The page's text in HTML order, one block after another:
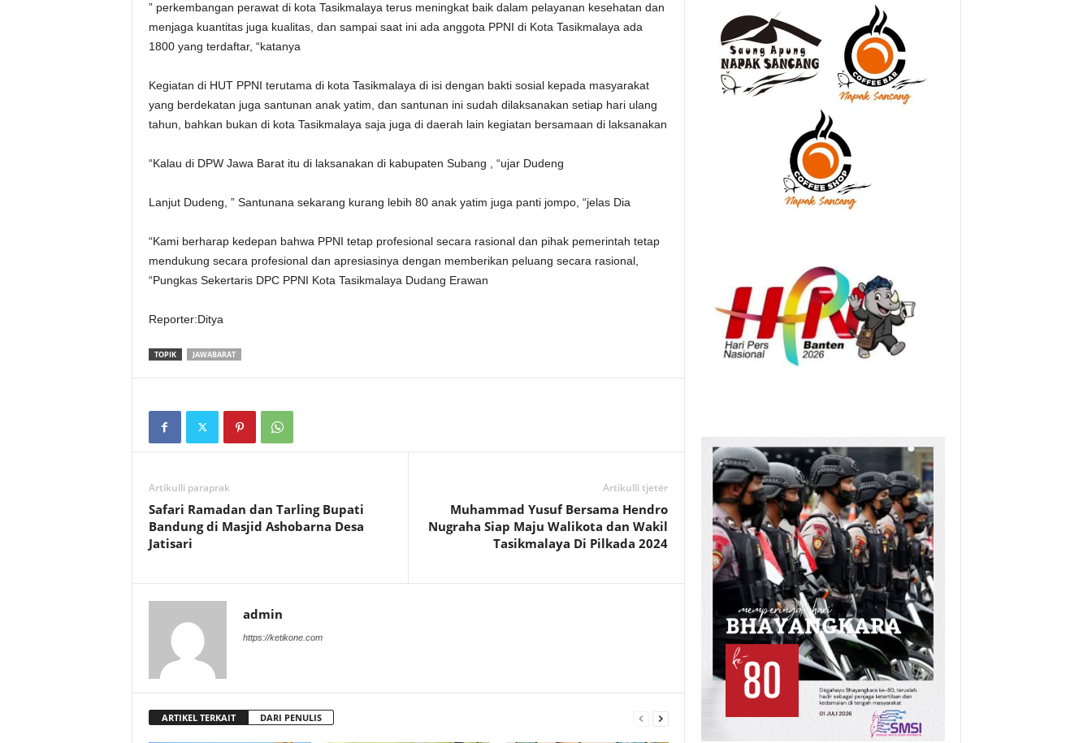
” perkembangan perawat di kota Tasikmalaya terus meningkat baik dalam pelayanan kesehatan dan
menjaga kuantitas juga kualitas, dan sampai saat ini ada anggota PPNI di Kota Tasikmalaya ada
1800 yang terdaftar, “katanya
Kegiatan di HUT PPNI terutama di kota Tasikmalaya di isi dengan bakti sosial kepada masyarakat
yang berdekatan juga santunan anak yatim, dan santunan ini sudah dilaksanakan setiap hari ulang
tahun, bahkan bukan di kota Tasikmalaya saja juga di daerah lain kegiatan bersamaan di laksanakan
“Kalau di DPW Jawa Barat itu di laksanakan di kabupaten Subang , “ujar Dudeng
Lanjut Dudeng, ” Santunana sekarang kurang lebih 80 anak yatim juga panti jompo, “jelas Dia
“Kami berharap kedepan bahwa PPNI tetap profesional secara rasional dan pihak pemerintah tetap
mendukung secara profesional dan apresiasinya dengan memberikan peluang secara rasional,
“Pungkas Sekertaris DPC PPNI Kota Tasikmalaya Dudang Erawan
Reporter:Ditya
TOPIK JAWABARAT
Artikulli paraprak
Safari Ramadan dan Tarling Bupati
Bandung di Masjid Ashobarna Desa
Jatisari
Artikulli tjetër
Muhammad Yusuf Bersama Hendro
Nugraha Siap Maju Walikota dan Wakil
Tasikmalaya Di Pilkada 2024
admin
https://ketikone.com
ARTIKEL TERKAIT DARI PENULIS